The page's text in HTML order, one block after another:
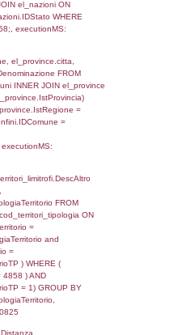
=
ON
LEFT JOIN
=
AS el_comuni_1 ON
=
AS el_province_1
=
LEFT JOIN
where
0.00066709518432617
a2p.Nome
a2rp INNER JOIN
= a2p.IDPersonale
AND